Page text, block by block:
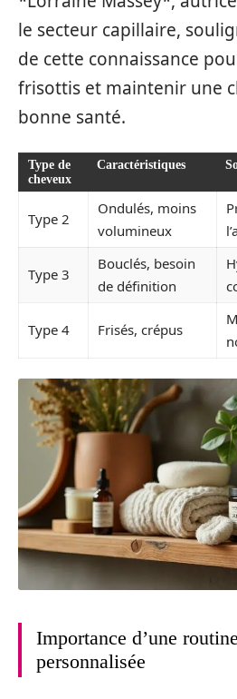
le secteur capillaire,
de cette connaissance
frisottis et maintenir une
bonne santé.
Type de
cheveux
Caractéristiques
Type 2
Ondulés, moins
volumineux
Type 3
Bouclés, besoin
de définition
Type 4 Frisés, crépus
Importance d’une
personnalisée